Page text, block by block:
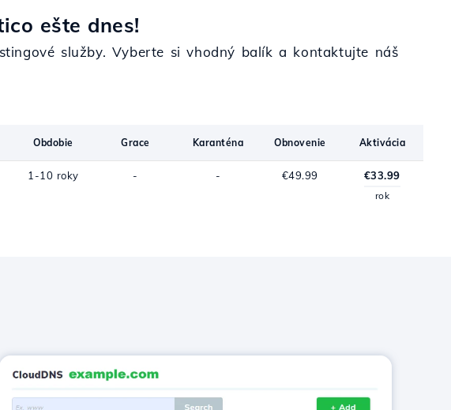
ešte dnes!
služby. Vyberte si vhodný balík a kontaktujte náš
Obdobie Grace Karanténa Obnovenie Aktivácia
1-10 roky - - €49.99 €33.99
rok